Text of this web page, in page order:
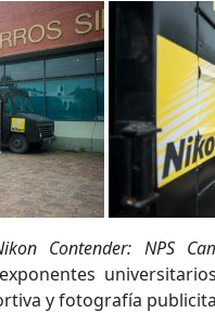
Contender: NPS
y fotografía